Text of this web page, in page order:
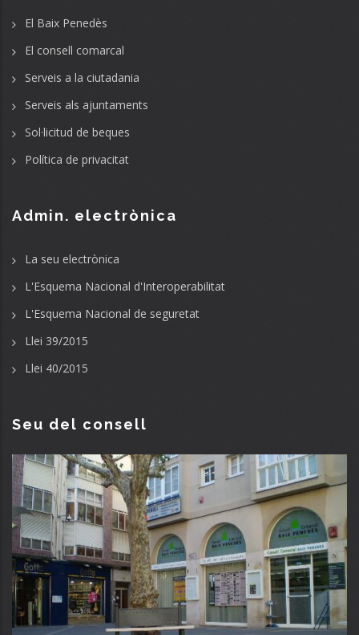
El Baix Penedès
El consell comarcal
Serveis a la ciutadania
Serveis als ajuntaments
Sol·licitud de beques
Política de privacitat
Admin. electrònica
La seu electrònica
L'Esquema Nacional d'Interoperabilitat
L'Esquema Nacional de seguretat
Llei 39/2015
Llei 40/2015
Seu del consell